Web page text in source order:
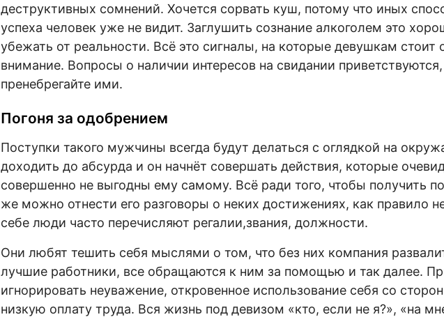
деструктивных сомнений. Хочется сорвать куш, потому что иных
успеха человек уже не видит. Заглушить сознание алкоголем это
убежать от реальности. Всё это сигналы, на которые девушкам стоит
внимание. Вопросы о наличии интересов на свидании
пренебрегайте ими.
Погоня за одобрением
Поступки такого мужчины всегда будут делаться с оглядкой на
доходить до абсурда и он начнёт совершать действия, которые
совершенно не выгодны ему самому. Всё ради того, чтобы получить
же можно отнести его разговоры о неких достижениях, как правило
себе люди часто перечисляют регалии,звания, должности.
Они любят тешить себя мыслями о том, что без них компания
лучшие работники, все обращаются к ним за помощью и так далее.
игнорировать неуважение, откровенное использование себя со
низкую оплату труда. Вся жизнь под девизом «кто, если не я?», «на